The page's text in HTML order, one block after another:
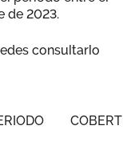
de 2023.
consultarlo